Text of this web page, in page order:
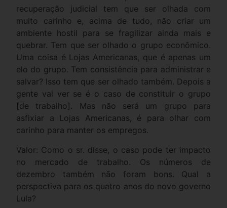
recuperação judicial tem que ser olhada com
muito carinho e, acima de tudo, não criar um
ambiente hostil para se fragilizar ainda mais e
quebrar. Tem que ser olhado o grupo econômico.
Uma coisa é Lojas Americanas, que é apenas um
elo do grupo. Tem consistência para administrar e
salvar? Isso tem que ser olhado também. Depois a
gente vai ver se é o caso de constituir o grupo
[de trabalho]. Mas não será um grupo para
asfixiar a Lojas Americanas, é para olhar com
carinho para manter os empregos.
Valor: Como o sr. disse, o caso pode ter impacto
no mercado de trabalho. Os números de
dezembro também não foram bons. Qual a
perspectiva para os quatro anos do novo governo
Lula?